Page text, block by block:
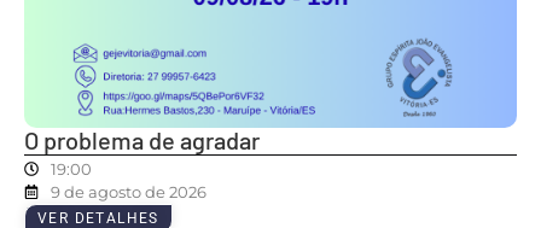
O problema de agradar
19:00
9 de agosto de 2026
VER DETALHES